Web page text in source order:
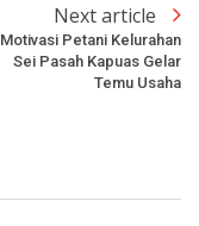
Next article
Motivasi Petani Kelurahan
Sei Pasah Kapuas Gelar
Temu Usaha